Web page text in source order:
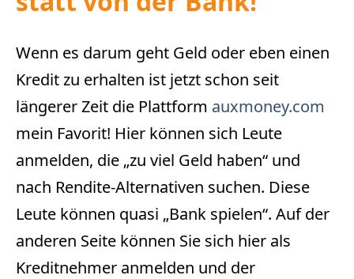
Wenn es darum geht Geld oder eben einen
Kredit zu erhalten ist jetzt schon seit
längerer Zeit die Plattform auxmoney.com
mein Favorit! Hier können sich Leute
anmelden, die „zu viel Geld haben“ und
nach Rendite-Alternativen suchen. Diese
Leute können quasi „Bank spielen“. Auf der
anderen Seite können Sie sich hier als
Kreditnehmer anmelden und der